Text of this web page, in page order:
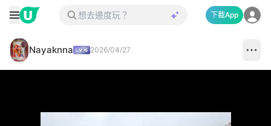
下載App
Nayaknna 2026/04/27